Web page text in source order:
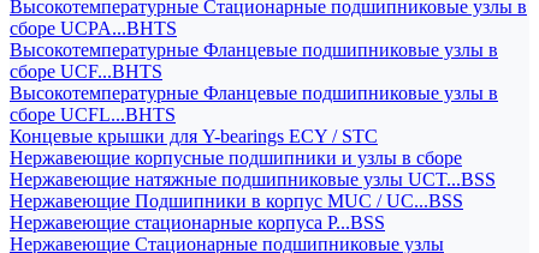
Высокотемпературные Стационарные подшипниковые узлы в
сборе UCPA...BHTS
Высокотемпературные Фланцевые подшипниковые узлы в
сборе UCF...BHTS
Высокотемпературные Фланцевые подшипниковые узлы в
сборе UCFL...BHTS
Концевые крышки для Y-bearings ECY / STC
Нержавеющие корпусные подшипники и узлы в сборе
Нержавеющие натяжные подшипниковые узлы UCT...BSS
Нержавеющие Подшипники в корпус MUC / UC...BSS
Нержавеющие стационарные корпуса P...BSS
Нержавеющие Стационарные подшипниковые узлы